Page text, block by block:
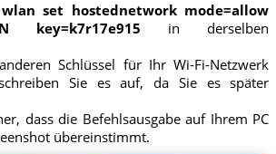
set hostednetwork mode=allow
key=k7r17e915 in derselben
Schlüssel für Ihr Wi-Fi-Netzwerk
Sie es auf, da Sie es später
dass die Befehlsausgabe auf Ihrem PC
übereinstimmt.